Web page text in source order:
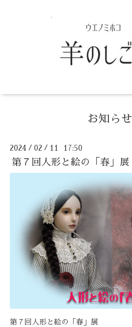
お知らせ
2024 / 02 / 11 17:50
第７回人形と絵の「春」展
第７回人形と絵の「春」展